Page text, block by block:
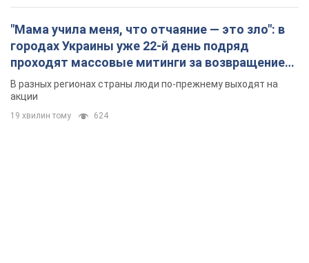
"Мама учила меня, что отчаяние — это зло": в
городах Украины уже 22-й день подряд
проходят массовые митинги за возвращение
Федорова. Фото и видео
В разных регионах страны люди по-прежнему выходят на
акции
19 хвилин тому 624